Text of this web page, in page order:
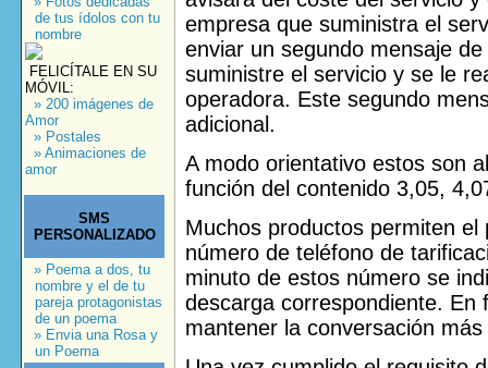
de tus ídolos con tu
nombre
FELICÍTALE EN SU
MÓVIL:
» 200 imágenes de
Amor
» Postales
» Animaciones de
amor
SMS
PERSONALIZADO
» Poema a dos, tu
nombre y el de tu
pareja protagonistas
de un poema
» Envia una Rosa y
un Poema
empresa que suministra el
enviar un segundo mensaje
suministre el servicio y se le
operadora. Este segundo
adicional.
A modo orientativo estos son
función del contenido 3,05,
Muchos productos permiten
número de teléfono de
minuto de estos número se
descarga correspondiente. En
mantener la conversación